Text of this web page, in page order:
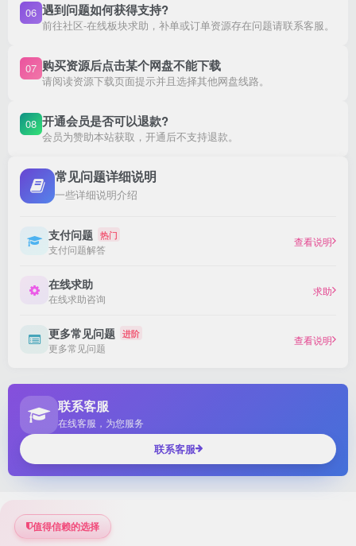
06 遇到问题如何获得支持?
前往社区-在线板块求助，补单或订单资源存在问题请联系客服。
07 购买资源后点击某个网盘不能下载
请阅读资源下载页面提示并且选择其他网盘线路。
08 开通会员是否可以退款?
会员为赞助本站获取，开通后不支持退款。
常见问题详细说明
一些详细说明介绍
支付问题 热门
支付问题解答
查看说明
在线求助
在线求助咨询
求助
更多常见问题 进阶
更多常见问题
查看说明
联系客服
在线客服，为您服务
联系客服
值得信赖的选择